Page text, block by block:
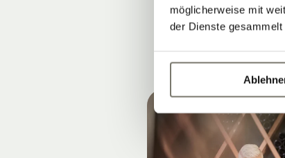
möglicherweise mit
der Dienste gesammelt